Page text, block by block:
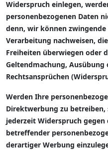
Widerspruch einlegen,
personenbezogenen Daten
denn, wir können
Verarbeitung nachweisen,
Freiheiten überwiegen oder
Geltendmachung,
Rechtsansprüchen
Werden Ihre
Direktwerbung zu betreiben,
jederzeit Widerspruch gegen
betreffender
derartiger Werbung